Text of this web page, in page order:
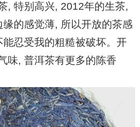
, 特别高兴, 2012年的生茶,
的感觉薄, 所以开放的茶感
忍受我的粗糙被破坏。开
味, 普洱茶有更多的陈香